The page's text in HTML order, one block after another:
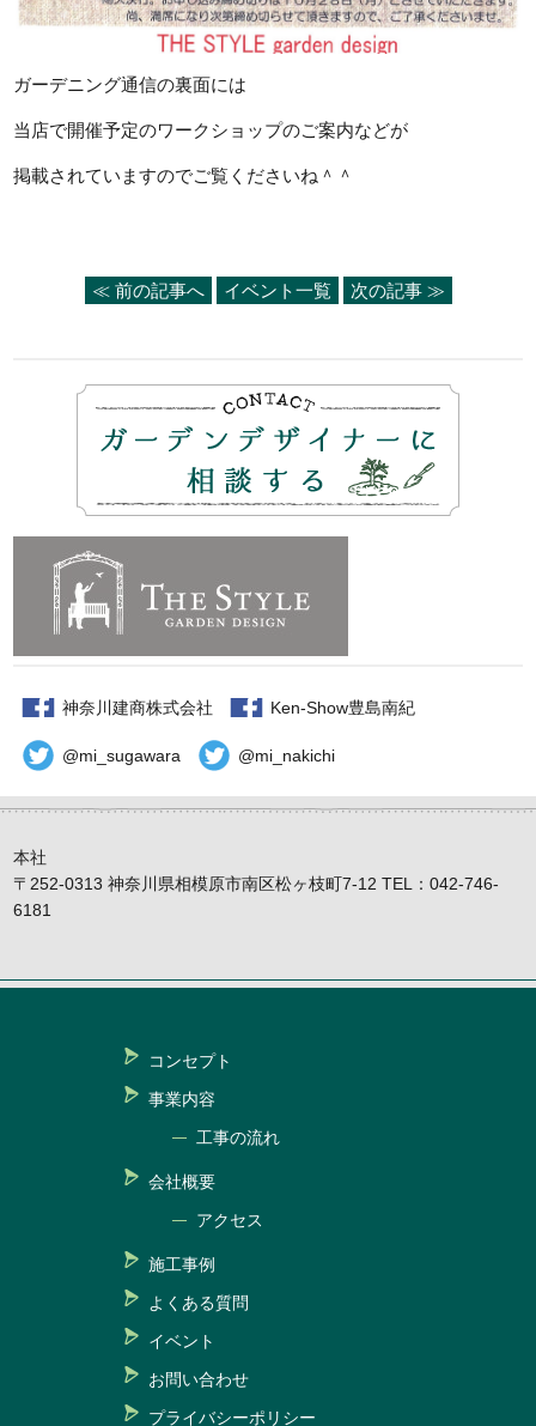
ガーデニング通信の裏面には
当店で開催予定のワークショップのご案内などが
掲載されていますのでご覧くださいね＾＾
≪ 前の記事へ イベント一覧 次の記事 ≫
神奈川建商株式会社 Ken-Show豊島南紀
@mi_sugawara @mi_nakichi
本社
〒252-0313 神奈川県相模原市南区松ヶ枝町7-12 TEL：042-746-
6181
コンセプト
事業内容
工事の流れ
会社概要
アクセス
施工事例
よくある質問
イベント
お問い合わせ
プライバシーポリシー